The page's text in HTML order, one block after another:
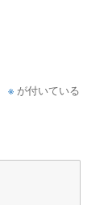
※ が付いている